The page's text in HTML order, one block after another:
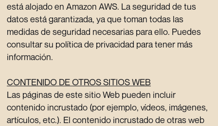
está alojado en Amazon AWS. La seguridad de tus
datos está garantizada, ya que toman todas las
medidas de seguridad necesarias para ello. Puedes
consultar su política de privacidad para tener más
información.
CONTENIDO DE OTROS SITIOS WEB
Las páginas de este sitio Web pueden incluir
contenido incrustado (por ejemplo, vídeos, imágenes,
artículos, etc.). El contenido incrustado de otras web